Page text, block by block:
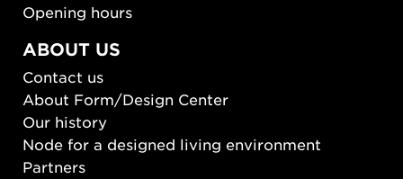
Opening hours
ABOUT US
Contact us
About Form/Design Center
Our history
Node for a designed living environment
Partners